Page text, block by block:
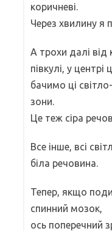
коричневі.
Через хвилину я
А трохи далі від
півкулі, у
бачимо ці
зони.
Це теж сіра
Все інше, всі
біла речовина.
Тепер, якщо
спинний мозок,
ось поперечний